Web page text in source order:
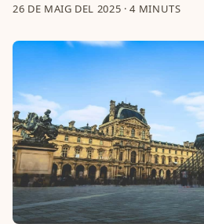
26 DE MAIG DEL 2025 ·4 MINUTS